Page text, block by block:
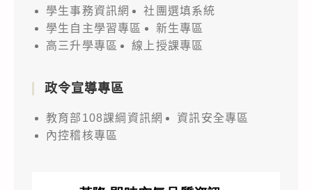
學生事務資訊網
社團選填系統
學生自主學習專區
新生專區
高三升學專區
線上授課專區
政令宣導專區
教育部108課綱資訊網
資訊安全專區
內控稽核專區